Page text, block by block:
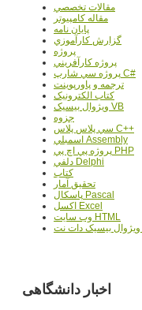
مقالات تخصصي
مقاله کامپیوتر
پایان نامه
گزارش کارآموزي
پروژه
پروژه کارآفريني
پروژه سي شارپ C#
ترجمه و پاورپوينت
کتاب الکترونيک
ويژوال بيسيک VB
جزوه
سي پلاس پلاس C++
اسمبلي Assembly
پروژه پي اچ پي PHP
دلفي Delphi
کتاب
تحقيق آمار
پاسکال Pascal
اکسل Excel
وب سايت HTML
اخبار دانشگاهی